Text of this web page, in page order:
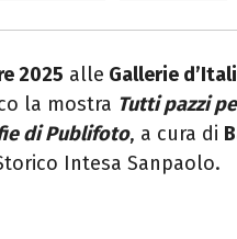
2025 alle Gallerie
la mostra Tutti pazzi
di Publifoto, a cura di
Intesa Sanpaolo.